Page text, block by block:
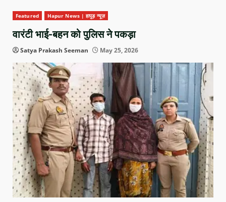
Featured Hapur News | हापुड़ न्यूज़
वारंटी भाई-बहन को पुलिस ने पकड़ा
Satya Prakash Seeman May 25, 2026